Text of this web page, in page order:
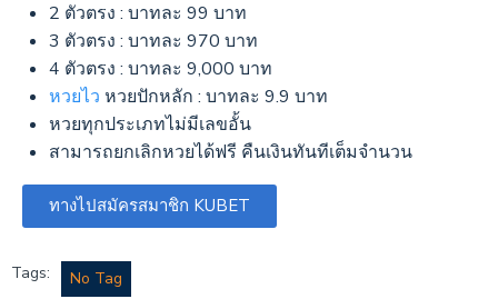
2 ตัวตรง : บาทละ 99 บาท
3 ตัวตรง : บาทละ 970 บาท
4 ตัวตรง : บาทละ 9,000 บาท
หวยไว หวยปักหลัก : บาทละ 9.9 บาท
หวยทุกประเภทไม่มีเลขอั้น
สามารถยกเลิกหวยได้ฟรี คืนเงินทันทีเต็มจำนวน
ทางไปสมัครสมาชิก KUBET
Tags: No Tag